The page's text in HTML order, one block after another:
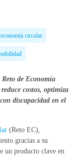
economía circular
de Economía
costos, optimiza
discapacidad en el
(Reto EC),
gracias a su
un producto clave en